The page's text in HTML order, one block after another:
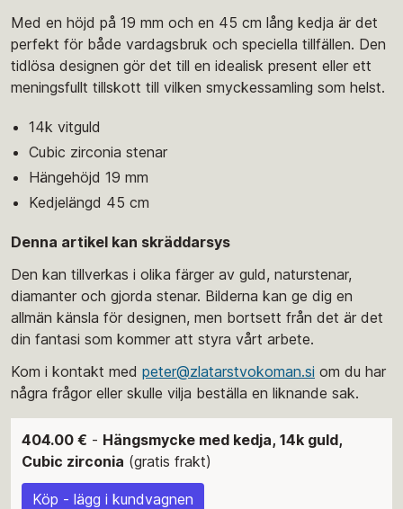
Med en höjd på 19 mm och en 45 cm lång kedja är det
perfekt för både vardagsbruk och speciella tillfällen. Den
tidlösa designen gör det till en idealisk present eller ett
meningsfullt tillskott till vilken smyckessamling som helst.
14k vitguld
Cubic zirconia stenar
Hängehöjd 19 mm
Kedjelängd 45 cm
Denna artikel kan skräddarsys
Den kan tillverkas i olika färger av guld, naturstenar,
diamanter och gjorda stenar. Bilderna kan ge dig en
allmän känsla för designen, men bortsett från det är det
din fantasi som kommer att styra vårt arbete.
Kom i kontakt med peter@zlatarstvokoman.si om du har
några frågor eller skulle vilja beställa en liknande sak.
404.00 € - Hängsmycke med kedja, 14k guld,
Cubic zirconia (gratis frakt)
Köp - lägg i kundvagnen